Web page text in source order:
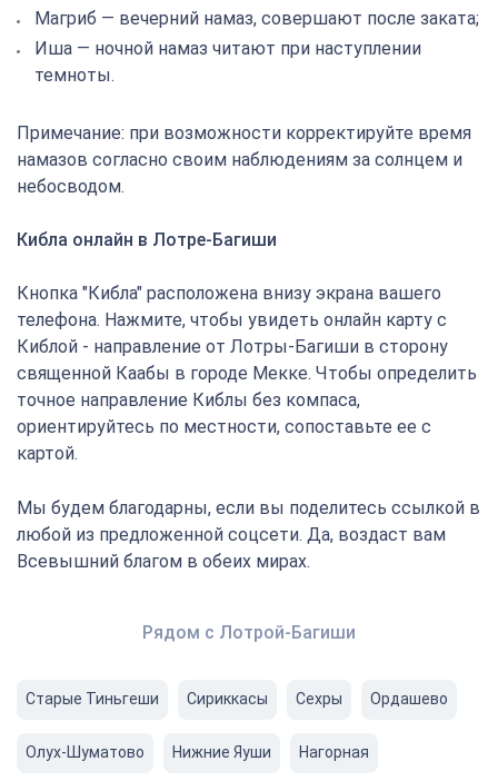
Магриб — вечерний намаз, совершают после заката;
Иша — ночной намаз читают при наступлении
темноты.
Примечание: при возможности корректируйте время
намазов согласно своим наблюдениям за солнцем и
небосводом.
Кибла онлайн в Лотре-Багиши
Кнопка "Кибла" расположена внизу экрана вашего
телефона. Нажмите, чтобы увидеть онлайн карту с
Киблой - направление от Лотры-Багиши в сторону
священной Каабы в городе Мекке. Чтобы определить
точное направление Киблы без компаса,
ориентируйтесь по местности, сопоставьте ее с
картой.
Мы будем благодарны, если вы поделитесь ссылкой в
любой из предложенной соцсети. Да, воздаст вам
Всевышний благом в обеих мирах.
Рядом с Лотрой-Багиши
Старые Тиньгеши Сириккасы Сехры Ордашево
Олух-Шуматово Нижние Яуши Нагорная